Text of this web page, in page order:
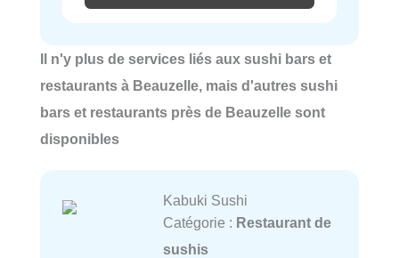
Il n'y plus de services liés aux sushi bars et
restaurants à Beauzelle, mais d'autres sushi
bars et restaurants près de Beauzelle sont
disponibles
Kabuki Sushi
Catégorie : Restaurant de
sushis